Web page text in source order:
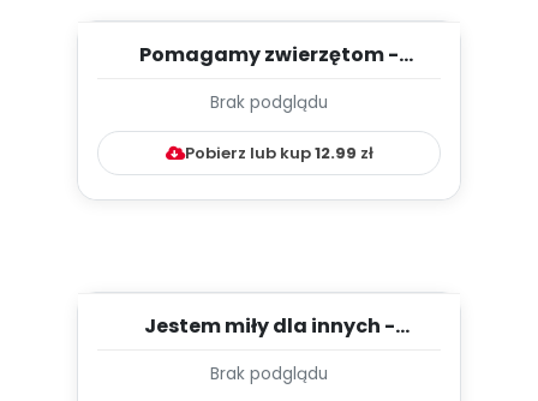
Pomagamy zwierzętom -
PRACY WY...
Brak podglądu
Pobierz lub kup12.99 zł
Jestem miły dla innych -
PRA...
Brak podglądu